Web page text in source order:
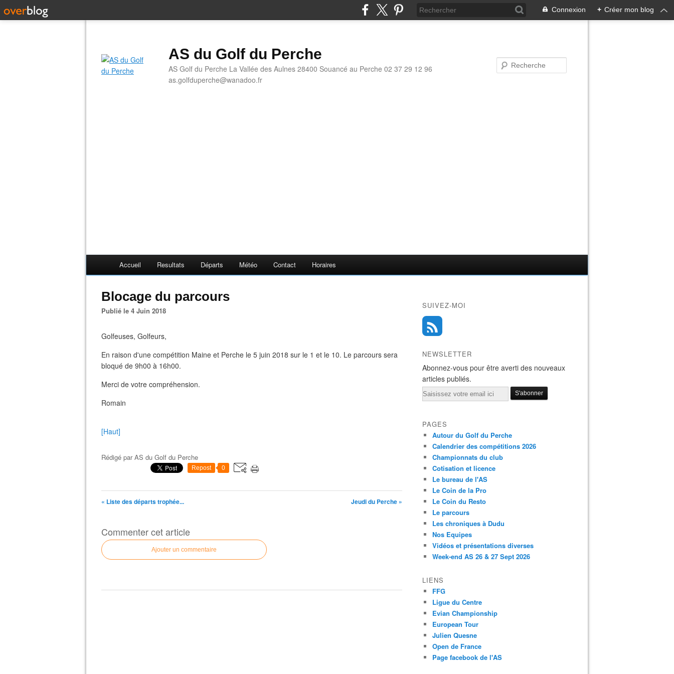
Connexion + Créer mon blog
AS du Golf du Perche
AS Golf du Perche La Vallée des Aulnes 28400 Souancé au Perche 02 37 29 12 96
as.golfduperche@wanadoo.fr
Accueil Resultats Départs Météo Contact Horaires
Blocage du parcours
Publié le 4 Juin 2018
Golfeuses, Golfeurs,
En raison d'une compétition Maine et Perche le 5 juin 2018 sur le 1 et le 10. Le parcours sera
bloqué de 9h00 à 16h00.
Merci de votre compréhension.
Romain
[Haut]
Rédigé parAS du Golf du Perche
Repost 0
« Liste des départs trophée... Jeudi du Perche »
Commenter cet article
Ajouter un commentaire
SUIVEZ-MOI
NEWSLETTER
Abonnez-vous pour être averti des nouveaux
articles publiés.
Email
PAGES
Autour du Golf du Perche
Calendrier des compétitions 2026
Championnats du club
Cotisation et licence
Le bureau de l'AS
Le Coin de la Pro
Le Coin du Resto
Le parcours
Les chroniques à Dudu
Nos Equipes
Vidéos et présentations diverses
Week-end AS 26 & 27 Sept 2026
LIENS
FFG
Ligue du Centre
Evian Championship
European Tour
Julien Quesne
Open de France
Page facebook de l'AS